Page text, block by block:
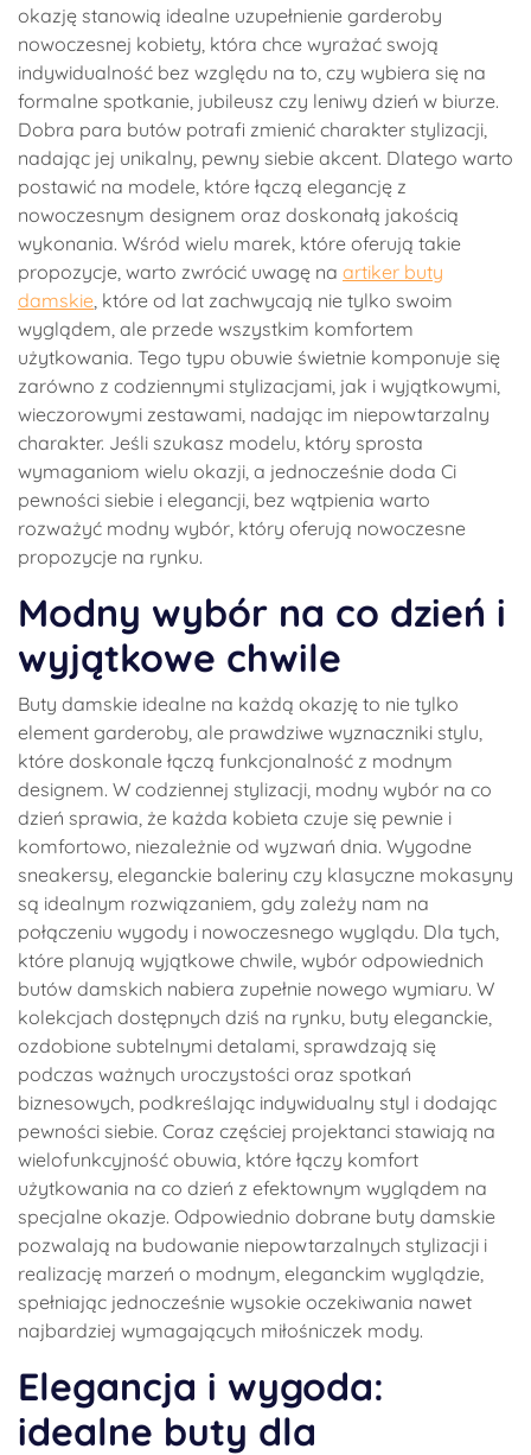
okazję stanowią idealne uzupełnienie garderoby
nowoczesnej kobiety, która chce wyrażać swoją
indywidualność bez względu na to, czy wybiera się na
formalne spotkanie, jubileusz czy leniwy dzień w biurze.
Dobra para butów potrafi zmienić charakter stylizacji,
nadając jej unikalny, pewny siebie akcent. Dlatego warto
postawić na modele, które łączą elegancję z
nowoczesnym designem oraz doskonałą jakością
wykonania. Wśród wielu marek, które oferują takie
propozycje, warto zwrócić uwagę na artiker buty
damskie, które od lat zachwycają nie tylko swoim
wyglądem, ale przede wszystkim komfortem
użytkowania. Tego typu obuwie świetnie komponuje się
zarówno z codziennymi stylizacjami, jak i wyjątkowymi,
wieczorowymi zestawami, nadając im niepowtarzalny
charakter. Jeśli szukasz modelu, który sprosta
wymaganiom wielu okazji, a jednocześnie doda Ci
pewności siebie i elegancji, bez wątpienia warto
rozważyć modny wybór, który oferują nowoczesne
propozycje na rynku.
Modny wybór na co dzień i
wyjątkowe chwile
Buty damskie idealne na każdą okazję to nie tylko
element garderoby, ale prawdziwe wyznaczniki stylu,
które doskonale łączą funkcjonalność z modnym
designem. W codziennej stylizacji, modny wybór na co
dzień sprawia, że każda kobieta czuje się pewnie i
komfortowo, niezależnie od wyzwań dnia. Wygodne
sneakersy, eleganckie baleriny czy klasyczne mokasyny
są idealnym rozwiązaniem, gdy zależy nam na
połączeniu wygody i nowoczesnego wyglądu. Dla tych,
które planują wyjątkowe chwile, wybór odpowiednich
butów damskich nabiera zupełnie nowego wymiaru. W
kolekcjach dostępnych dziś na rynku, buty eleganckie,
ozdobione subtelnymi detalami, sprawdzają się
podczas ważnych uroczystości oraz spotkań
biznesowych, podkreślając indywidualny styl i dodając
pewności siebie. Coraz częściej projektanci stawiają na
wielofunkcyjność obuwia, które łączy komfort
użytkowania na co dzień z efektownym wyglądem na
specjalne okazje. Odpowiednio dobrane buty damskie
pozwalają na budowanie niepowtarzalnych stylizacji i
realizację marzeń o modnym, eleganckim wyglądzie,
spełniając jednocześnie wysokie oczekiwania nawet
najbardziej wymagających miłośniczek mody.
Elegancja i wygoda:
idealne buty dla